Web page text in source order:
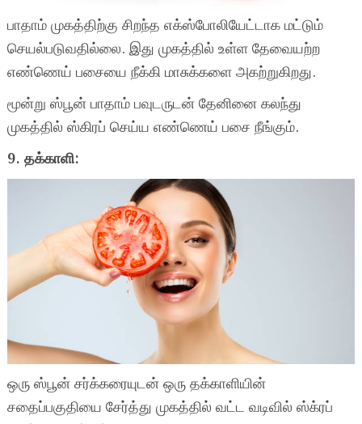
பாதாம் முகத்திற்கு சிறந்த எக்ஸ்போலியேட்டாக மட்டும்
செயல்படுவதில்லை. இது முகத்தில் உள்ள தேவையற்ற
எண்ணெய் பசையை நீக்கி மாசுக்களை அகற்றுகிறது.
மூன்று ஸ்பூன் பாதாம் பவுடருடன் தேனினை கலந்து
முகத்தில் ஸ்கிரப் செய்ய எண்ணெய் பசை நீங்கும்.
9. தக்காளி:
ஒரு ஸ்பூன் சர்க்கரையுடன் ஒரு தக்காளியின்
சதைப்பகுதியை சேர்த்து முகத்தில் வட்ட வடிவில் ஸ்க்ரப்